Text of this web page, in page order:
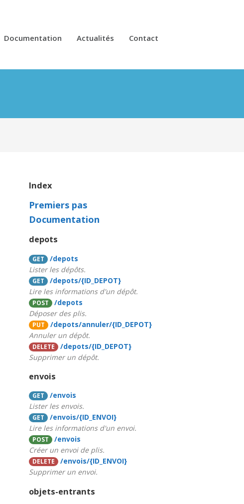
Documentation Actualités Contact
Index
Premiers pas
Documentation
depots
GET
/depots
Lister les dépôts.
GET
/depots/{ID_DEPOT}
Lire les informations d'un dépôt.
POST
/depots
Déposer des plis.
PUT
/depots/annuler/{ID_DEPOT}
Annuler un dépôt.
DELETE
/depots/{ID_DEPOT}
Supprimer un dépôt.
envois
GET
/envois
Lister les envois.
GET
/envois/{ID_ENVOI}
Lire les informations d'un envoi.
POST
/envois
Créer un envoi de plis.
DELETE
/envois/{ID_ENVOI}
Supprimer un envoi.
objets-entrants